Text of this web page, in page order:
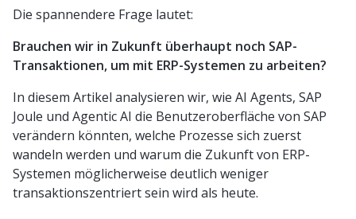
Die spannendere Frage lautet:
Brauchen wir in Zukunft überhaupt noch SAP-
Transaktionen, um mit ERP-Systemen zu arbeiten?
In diesem Artikel analysieren wir, wie AI Agents, SAP
Joule und Agentic AI die Benutzeroberfläche von SAP
verändern könnten, welche Prozesse sich zuerst
wandeln werden und warum die Zukunft von ERP-
Systemen möglicherweise deutlich weniger
transaktionszentriert sein wird als heute.